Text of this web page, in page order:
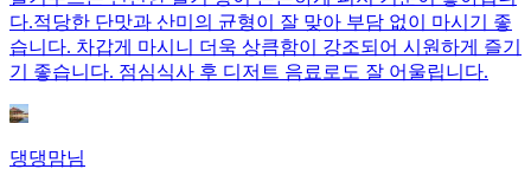
다.적당한 단맛과 산미의 균형이 잘 맞아 부담 없이 마시기 좋
습니다. 차갑게 마시니 더욱 상큼함이 강조되어 시원하게 즐기
기 좋습니다. 점심식사 후 디저트 음료로도 잘 어울립니다.
댕댕맘님